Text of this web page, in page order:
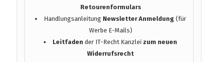
Retourenformulars
Handlungsanleitung Newsletter Anmeldung (für
Werbe E-Mails)
Leitfaden der IT-Recht Kanzleizum neuen
Widerrufsrecht